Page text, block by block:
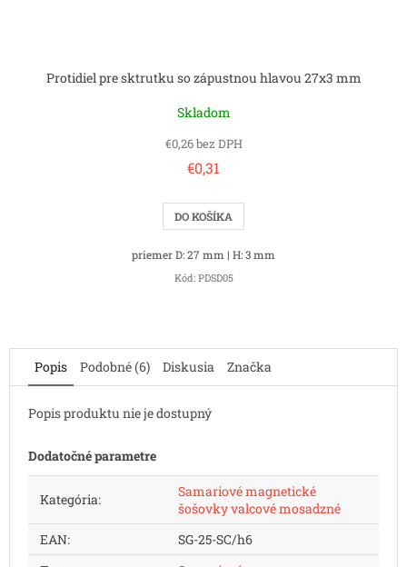
Protidiel pre sktrutku so zápustnou hlavou 27x3 mm
Skladom
€0,26 bez DPH
€0,31
DO KOŠÍKA
priemer D: 27 mm | H: 3 mm
Kód: PDSD05
Popis Podobné (6) Diskusia Značka
Popis produktu nie je dostupný
Dodatočné parametre
Kategória:
Samariové magnetické
šošovky valcové mosadzné
EAN:
SG-25-SC/h6